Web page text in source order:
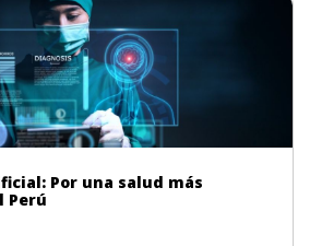
Por una salud más
Perú